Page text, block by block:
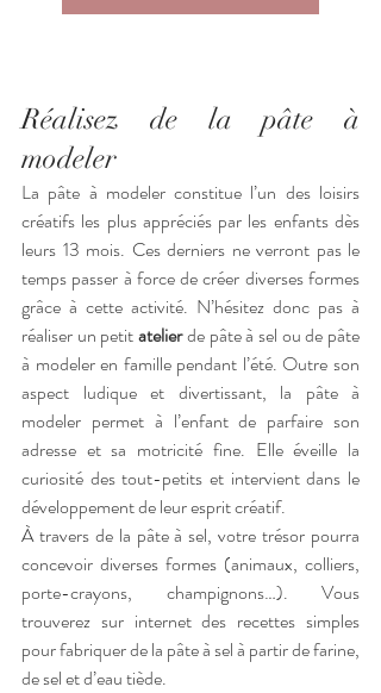
Réalisez de la pâte à
modeler
La pâte à modeler constitue l’un des loisirs
créatifs les plus appréciés par les enfants dès
leurs 13 mois. Ces derniers ne verront pas le
temps passer à force de créer diverses formes
grâce à cette activité. N’hésitez donc pas à
réaliser un petit atelier de pâte à sel ou de pâte
à modeler en famille pendant l’été. Outre son
aspect ludique et divertissant, la pâte à
modeler permet à l’enfant de parfaire son
adresse et sa motricité fine. Elle éveille la
curiosité des tout-petits et intervient dans le
développement de leur esprit créatif.
À travers de la pâte à sel, votre trésor pourra
concevoir diverses formes (animaux, colliers,
porte-crayons, champignons…). Vous
trouverez sur internet des recettes simples
pour fabriquer de la pâte à sel à partir de farine,
de sel et d’eau tiède.